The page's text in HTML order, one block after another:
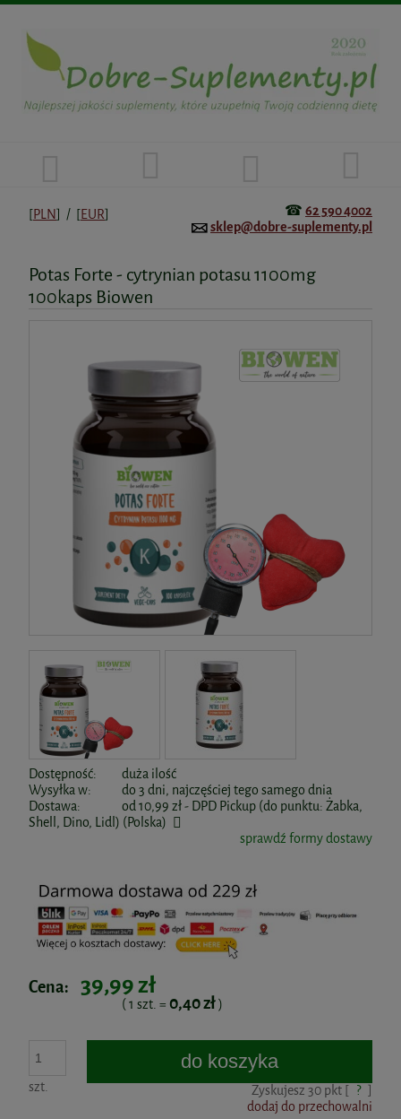
[PLN] / [EUR] ☎ 62 590 4002
sklep@dobre-suplementy.pl
Potas Forte - cytrynian potasu 1100mg
100kaps Biowen
Dostępność:
duża ilość
Wysyłka w:
do 3 dni, najczęściej tego samego dnia
Dostawa:
od 10,99 zł- DPD Pickup (do punktu: Żabka,
Shell, Dino, Lidl) (Polska)
sprawdź formy dostawy
Cena: 39,99 zł
( 1 szt. = 0,40 zł)
szt.
do koszyka
Zyskujesz 30pkt [ ? ]
dodaj do przechowalni